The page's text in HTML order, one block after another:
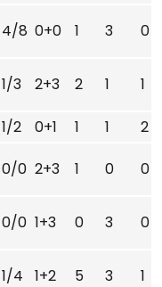
4/8 0+0 1 3 0
1/3 2+3 2 1 1
1/2 0+1 1 1
2
0/0 2+3 1 0 0
0/0 1+3 0 3 0
1/4 1+2 5 3 1